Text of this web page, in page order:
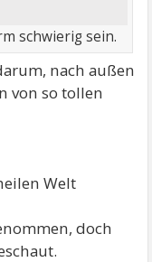
schwierig sein.
nach außen
von so tollen
Welt
doch